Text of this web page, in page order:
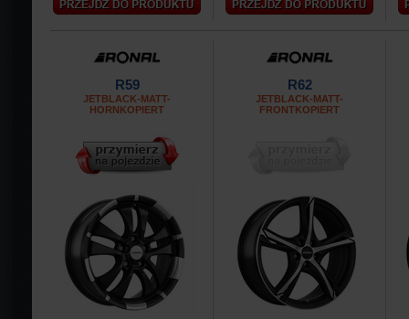
R59
JETBLACK-MATT-
HORNKOPIERT
R62
JETBLACK-MATT-
FRONTKOPIERT